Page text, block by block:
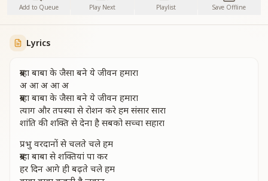
Add to Queue Play Next Playlist Save Offline
Lyrics
ब्रम्हा बाबा के जैसा बने ये जीवन हमारा
अ आ अ आ अ
ब्रम्हा बाबा के जैसा बने ये जीवन हमारा
त्याग और तपस्या से रोशन करे हम संसार सारा
शांति की शक्ति से देना है सबको सच्चा सहारा
प्रभु वरदानों से चलते चले हम
ब्रम्हा बाबा से शक्तियां पा कर
हर दिन आगे ही बढ़ते चले हम